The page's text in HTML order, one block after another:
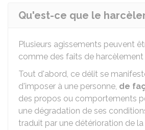
Qu'est-ce que le
Plusieurs agissements peuvent
comme des faits de harcèlement
Tout d'abord, ce délit se
d'imposer à une personne, de
des propos ou comportements
une dégradation de ses
traduit par une détérioration de